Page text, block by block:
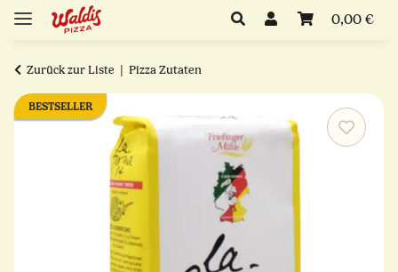
0,00 €
Zurück zur Liste Pizza Zutaten
BESTSELLER